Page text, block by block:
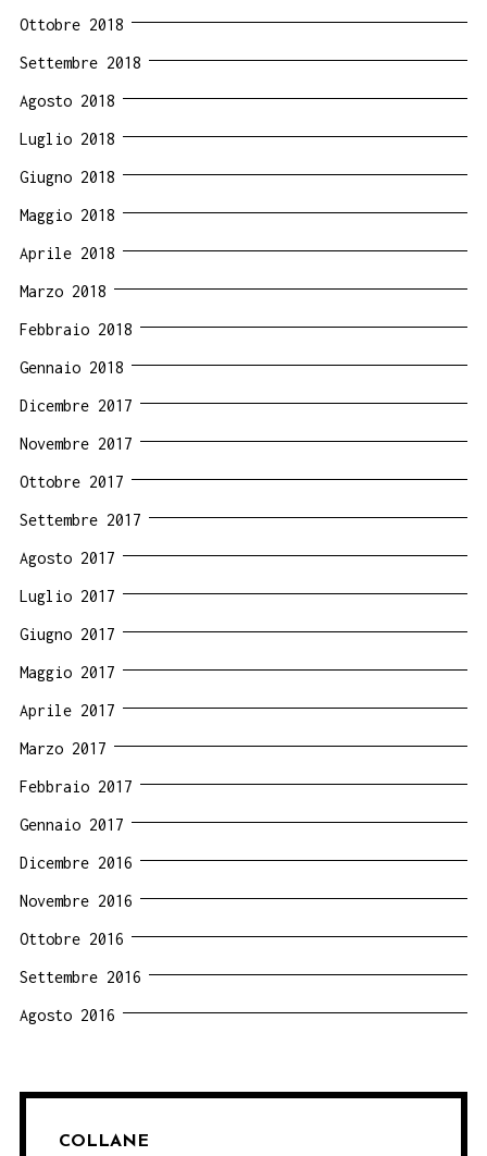
Ottobre 2018
Settembre 2018
Agosto 2018
Luglio 2018
Giugno 2018
Maggio 2018
Aprile 2018
Marzo 2018
Febbraio 2018
Gennaio 2018
Dicembre 2017
Novembre 2017
Ottobre 2017
Settembre 2017
Agosto 2017
Luglio 2017
Giugno 2017
Maggio 2017
Aprile 2017
Marzo 2017
Febbraio 2017
Gennaio 2017
Dicembre 2016
Novembre 2016
Ottobre 2016
Settembre 2016
Agosto 2016
COLLANE